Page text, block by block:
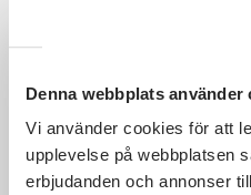
Denna webbplats använder
Vi använder cookies för att
upplevelse på webbplatsen
erbjudanden och annonser